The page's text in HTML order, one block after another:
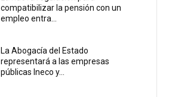
compatibilizar la pensión con un
empleo entra...
La Abogacía del Estado
representará a las empresas
públicas Ineco y...